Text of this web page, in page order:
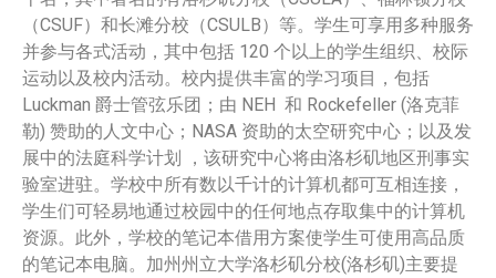
（CSUF）和长滩分校（CSULB）等。学生可享用多种服务
并参与各式活动，其中包括 120 个以上的学生组织、校际
运动以及校内活动。校内提供丰富的学习项目，包括
Luckman 爵士管弦乐团；由 NEH 和 Rockefeller (洛克菲
勒) 赞助的人文中心；NASA 资助的太空研究中心；以及发
展中的法庭科学计划 ，该研究中心将由洛杉矶地区刑事实
验室进驻。学校中所有数以千计的计算机都可互相连接，
学生们可轻易地通过校园中的任何地点存取集中的计算机
资源。此外，学校的笔记本借用方案使学生可使用高品质
的笔记本电脑。加州州立大学洛杉矶分校(洛杉矶)主要提